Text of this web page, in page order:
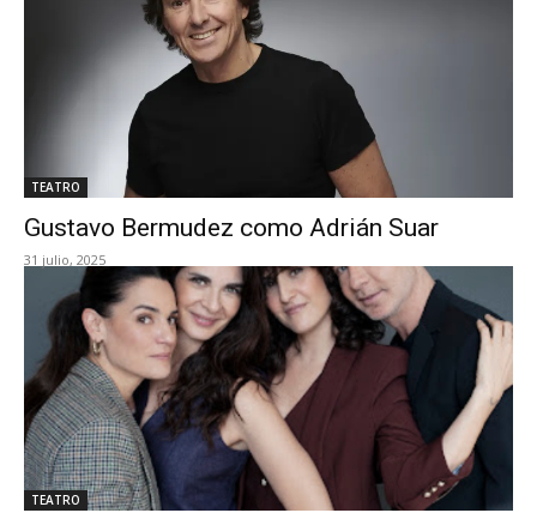
TEATRO
Gustavo Bermudez como Adrián Suar
31 julio, 2025
TEATRO